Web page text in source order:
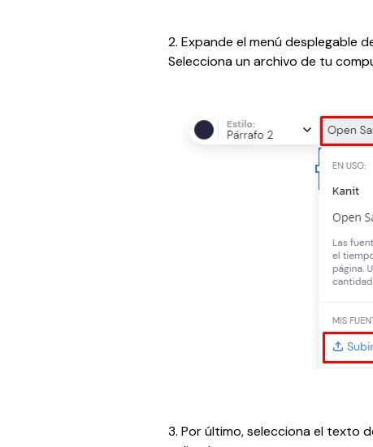
2. Expande el menú desplegable
Selecciona un archivo de tu
3. Por último, selecciona el texto